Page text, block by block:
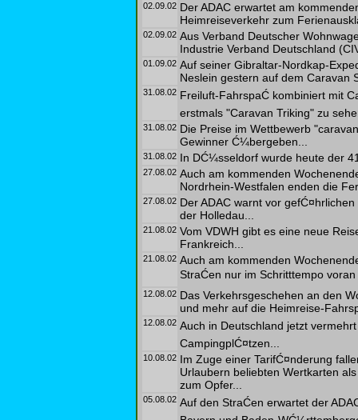
02.09.02 Der ADAC erwartet am
Heimreiseverkehr zum
02.09.02 Aus Verband Deutscher
Industrie Verband Deutschland
01.09.02 Auf seiner Gibraltar-Nordkap-
Neslein gestern auf dem Caravan
31.08.02 Freiluft-FahrspaĆ kombiniert mit
erstmals "Caravan Triking" zu
31.08.02 Die Preise im Wettbewerb
Gewinner Ć¼bergeben...
31.08.02 In DĆ¼sseldorf wurde heute der
27.08.02 Auch am kommenden
Nordrhein-Westfalen enden die
27.08.02 Der ADAC warnt vor
der Holledau...
21.08.02 Vom VDWH gibt es eine neue
Frankreich...
21.08.02 Auch am kommenden
StraĆen nur im Schritttempo
12.08.02 Das Verkehrsgeschehen an den
und mehr auf die Heimreise-
12.08.02 Auch in Deutschland jetzt vermehrt
CampingplĆ¤tzen...
10.08.02 Im Zuge einer TarifĆ¤nderung
Urlaubern beliebten Wertkarten
zum Opfer...
05.08.02 Auf den StraĆen erwartet der